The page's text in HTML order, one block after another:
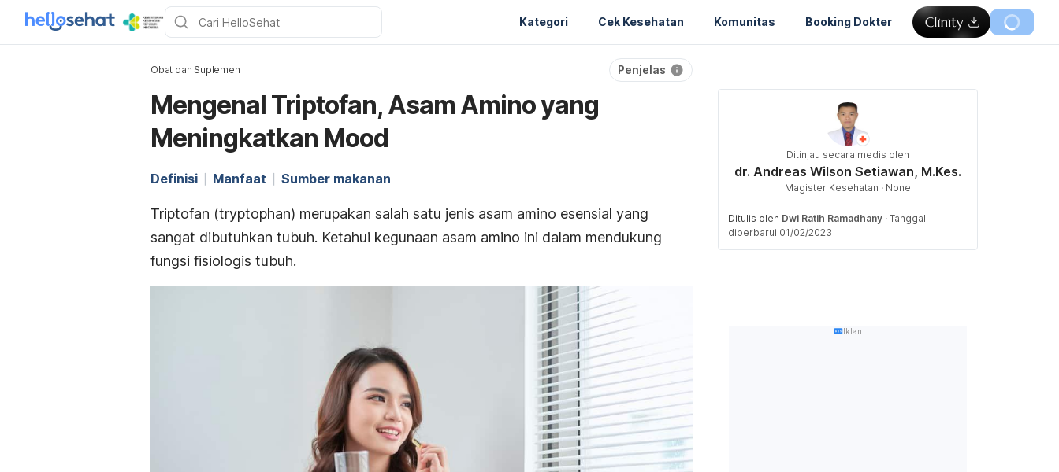
Kategori Cek Kesehatan Komunitas Booking Dokter
Obat dan Suplemen Penjelas
Mengenal Triptofan, Asam Amino yang
Meningkatkan Mood
Definisi Manfaat Sumber makanan
Triptofan (tryptophan) merupakan salah satu jenis asam amino esensial yang
sangat dibutuhkan tubuh. Ketahui kegunaan asam amino ini dalam mendukung
fungsi fisiologis tubuh.
Ditinjau secara medis oleh
dr. Andreas Wilson Setiawan, M.Kes.
Magister Kesehatan · None
Ditulis oleh Dwi Ratih Ramadhany · Tanggal
diperbarui 01/02/2023
Iklan